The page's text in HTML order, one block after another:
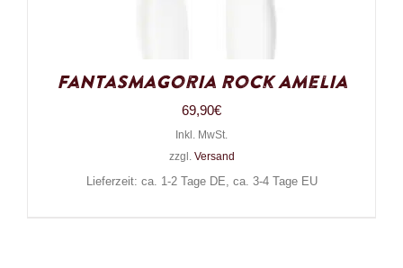
Fantasmagoria Rock Amelia
69,90€
Inkl. MwSt.
zzgl. Versand
Lieferzeit: ca. 1-2 Tage DE, ca. 3-4 Tage EU